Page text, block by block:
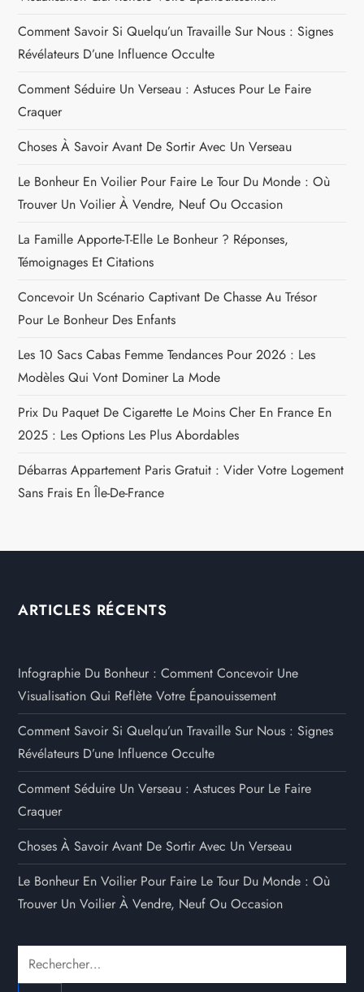
Comment Savoir Si Quelqu’un Travaille Sur Nous : Signes
Révélateurs D’une Influence Occulte
Comment Séduire Un Verseau : Astuces Pour Le Faire
Craquer
Choses À Savoir Avant De Sortir Avec Un Verseau
Le Bonheur En Voilier Pour Faire Le Tour Du Monde : Où
Trouver Un Voilier À Vendre, Neuf Ou Occasion
La Famille Apporte-T-Elle Le Bonheur ? Réponses,
Témoignages Et Citations
Concevoir Un Scénario Captivant De Chasse Au Trésor
Pour Le Bonheur Des Enfants
Les 10 Sacs Cabas Femme Tendances Pour 2026 : Les
Modèles Qui Vont Dominer La Mode
Prix Du Paquet De Cigarette Le Moins Cher En France En
2025 : Les Options Les Plus Abordables
Débarras Appartement Paris Gratuit : Vider Votre Logement
Sans Frais En Île-De-France
ARTICLES RÉCENTS
Infographie Du Bonheur : Comment Concevoir Une
Visualisation Qui Reflète Votre Épanouissement
Comment Savoir Si Quelqu’un Travaille Sur Nous : Signes
Révélateurs D’une Influence Occulte
Comment Séduire Un Verseau : Astuces Pour Le Faire
Craquer
Choses À Savoir Avant De Sortir Avec Un Verseau
Le Bonheur En Voilier Pour Faire Le Tour Du Monde : Où
Trouver Un Voilier À Vendre, Neuf Ou Occasion
Rechercher :